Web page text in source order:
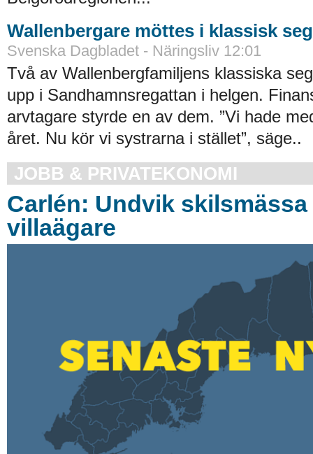
Wallenbergare möttes i klassisk
Svenska Dagbladet - Näringsliv 12:01
Två av Wallenbergfamiljens klassiska
upp i Sandhamnsregattan i helgen.
arvtagare styrde en av dem. ”Vi hade
året. Nu kör vi systrarna i stället”, säge..
JOBB & PRIVATEKONOMI
Carlén: Undvik
villaägare